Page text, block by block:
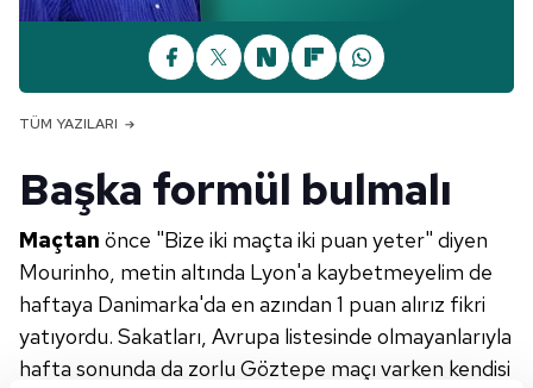
TÜM YAZILARI
Başka formül bulmalı
Maçtan önce "Bize iki maçta iki puan yeter" diyen
Mourinho, metin altında Lyon'a kaybetmeyelim de
haftaya Danimarka'da en azından 1 puan alırız fikri
yatıyordu. Sakatları, Avrupa listesinde olmayanlarıyla
hafta sonunda da zorlu Göztepe maçı varken kendisi